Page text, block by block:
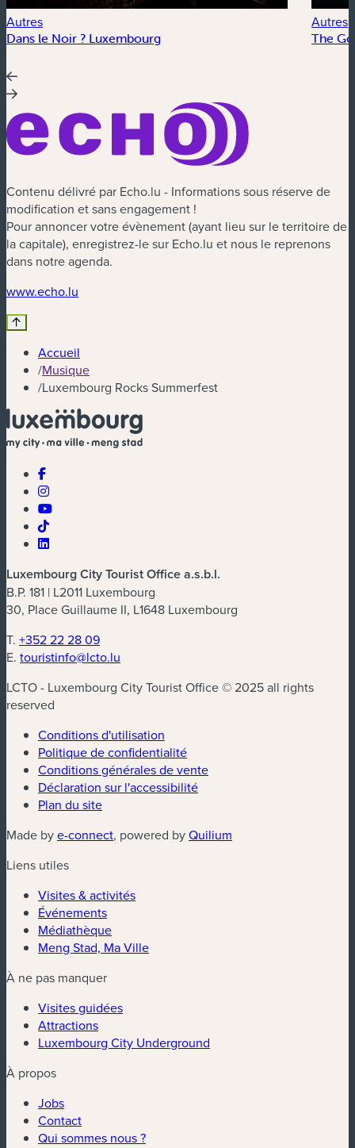
Autres
Dans le Noir ? Luxembourg
Autres
The
Contenu délivré par Echo.lu - Informations sous réserve de
modification et sans engagement !
Pour annoncer votre évènement (ayant lieu sur le territoire de
la capitale), enregistrez-le sur Echo.lu et nous le reprenons
dans notre agenda.
www.echo.lu
Accueil
/Musique
/Luxembourg Rocks Summerfest
Luxembourg City Tourist Office a.s.b.l.
B.P. 181 | L2011 Luxembourg
30, Place Guillaume II, L1648 Luxembourg
T. +352 22 28 09
E. touristinfo@lcto.lu
LCTO - Luxembourg City Tourist Office © 2025 all rights
reserved
Conditions d'utilisation
Politique de confidentialité
Conditions générales de vente
Déclaration sur l'accessibilité
Plan du site
Made bye-connect(nouvelle fenêtre)
, powered byQuilium
Liens utiles
Visites & activités
Événements
Médiathèque
Meng Stad, Ma Ville
À ne pas manquer
Visites guidées
Attractions
Luxembourg City Underground
À propos
Jobs
Contact
Qui sommes nous ?